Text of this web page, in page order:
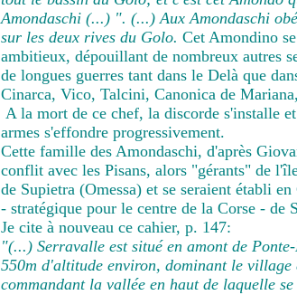
Amondaschi (...) ". (...) Aux Amondaschi
sur les deux rives du Golo. Cet Amondino
ambitieux, dépouillant de nombreux autres
de longues guerres tant dans le Delà que
Cinarca, Vico, Talcini, Canonica de
A la mort de ce chef, la discorde s'installe
armes s'effondre progressivement.
Cette famille des Amondaschi, d'après
conflit avec les Pisans, alors "gérants" de
de Supietra (Omessa) et se seraient établi
- stratégique pour le centre de la Corse - de
Je cite à nouveau ce cahier, p. 147:
"(...) Serravalle est situé en amont de
550m d'altitude environ, dominant le
commandant la vallée en haut de laquelle